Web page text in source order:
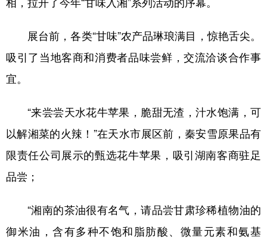
展台前，各类“甘味”农产品琳琅满目，惊艳舌尖。
吸引了当地客商和消费者品味尝鲜，交流洽谈合作事
宜。
“来尝尝天水花牛苹果，脆甜无渣，汁水饱满，可
以解湘菜的火辣！”在天水市展区前，秦安雪原果品有
限责任公司展示的甄选花牛苹果，吸引湖南客商驻足
品尝；
“湘南的茶油很有名气，请品尝甘肃珍稀植物油的
御米油，含有多种不饱和脂肪酸、微量元素和氨基